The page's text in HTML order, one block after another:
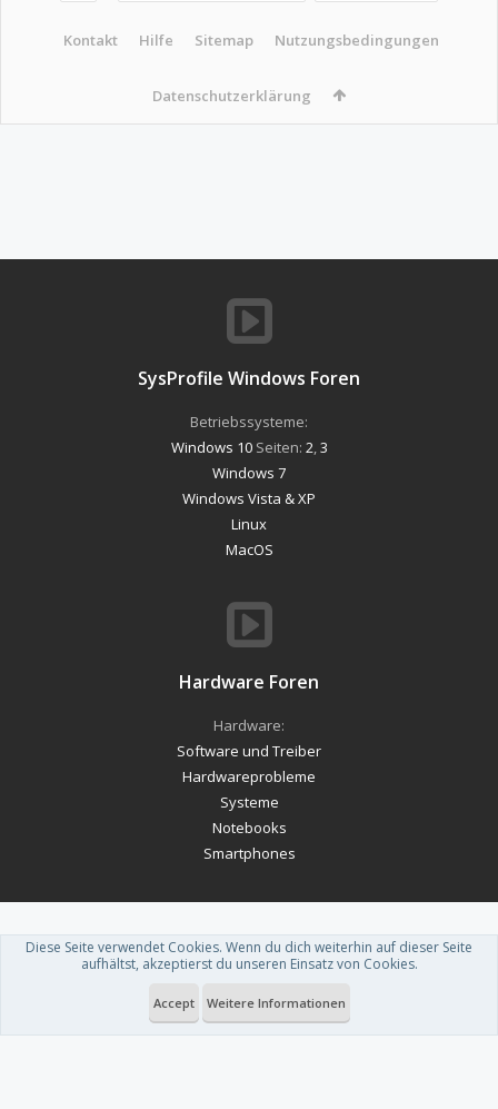
Kontakt Hilfe Sitemap Nutzungsbedingungen
Datenschutzerklärung
SysProfile Windows Foren
Betriebssysteme:
Windows 10Seiten: 2,3
Windows 7
Windows Vista & XP
Linux
MacOS
Hardware Foren
Hardware:
Software und Treiber
Hardwareprobleme
Systeme
Notebooks
Smartphones
Forum software by XenForo™-Deutsch von xenDach
Theme designed by ThemeHouse.
Diese Seite verwendet Cookies. Wenn du dich weiterhin auf dieser Seite
aufhältst, akzeptierst du unseren Einsatz von Cookies.
Accept Weitere Informationen